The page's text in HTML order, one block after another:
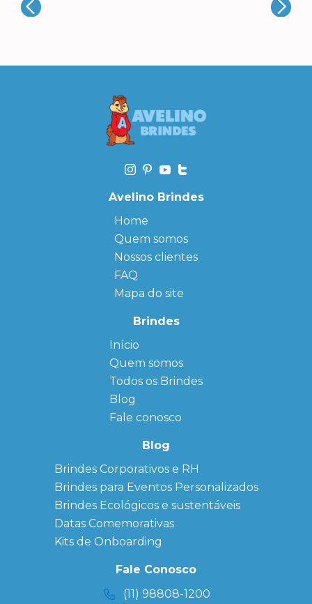
Avelino Brindes
Home
Quem somos
Nossos clientes
FAQ
Mapa do site
Brindes
Início
Quem somos
← Back
FAQ
Sitemap
Todos os Brindes
← Back
Agendas
Personalizadas
Personalizado
personalizados
Brindes
Corporativos
Copos Térmicos
Personalizados
Datas Especiais
Ecobag
Personalizada
Kits
Blog
Fale conosco
Blog
Brindes Corporativos e RH
Brindes para Eventos Personalizados
Brindes Ecológicos e sustentáveis
Datas Comemorativas
Kits de Onboarding
Fale Conosco
(11) 98808-1200